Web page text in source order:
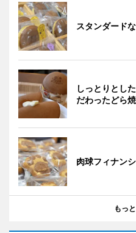
スタンダード
しっとりとし
だわったどら
肉球フィナン
もっ